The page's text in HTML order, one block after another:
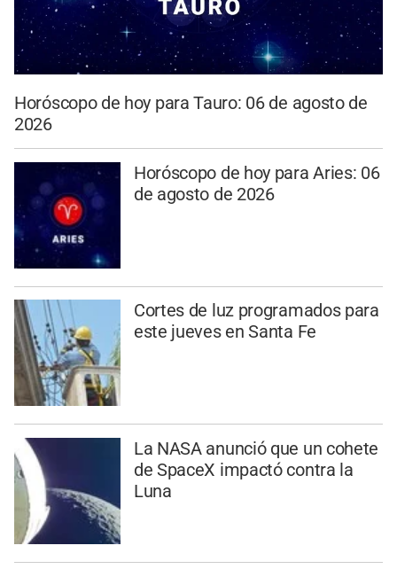
Horóscopo de hoy para Tauro: 06 de agosto de
2026
Horóscopo de hoy para Aries: 06
de agosto de 2026
Cortes de luz programados para
este jueves en Santa Fe
La NASA anunció que un cohete
de SpaceX impactó contra la
Luna